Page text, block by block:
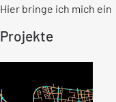
Hier bringe ich mich ein
Projekte